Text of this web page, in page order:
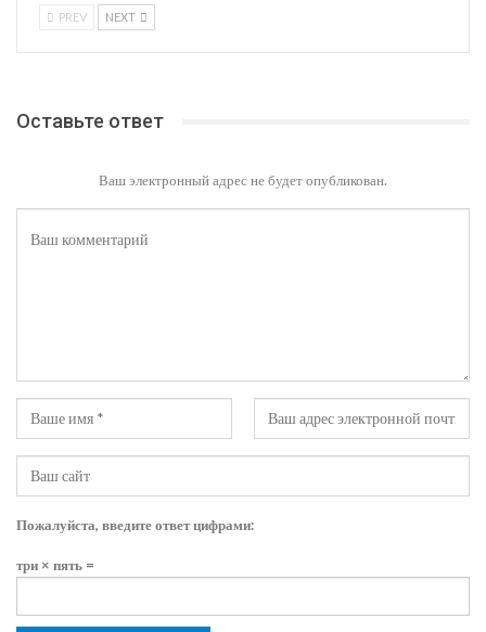
PREV NEXT
Оставьте ответ
Ваш электронный адрес не будет опубликован.
Пожалуйста, введите ответ цифрами:
три × пять =